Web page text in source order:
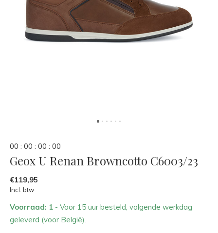
00 : 00 : 00 : 00
Geox U Renan Browncotto C6003/23
€119,95
Incl. btw
Voorraad: 1 - Voor 15 uur besteld, volgende werkdag
geleverd (voor België).